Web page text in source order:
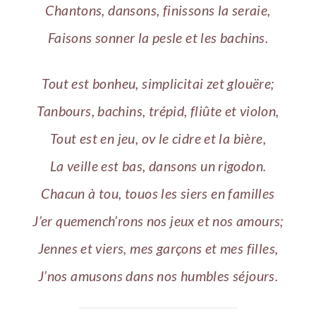
Chantons, dansons, finissons la seraie,
Faisons sonner la pesle et les bachins.
Tout est bonheu, simplicitai zet glouëre;
Tanbours, bachins, trépid, fliûte et violon,
Tout est en jeu, ov le cidre et la bière,
La veille est bas, dansons un rigodon.
Chacun à tou, touos les siers en familles
J’er quemench’rons nos jeux et nos amours;
Jennes et viers, mes garçons et mes filles,
J’nos amusons dans nos humbles séjours.